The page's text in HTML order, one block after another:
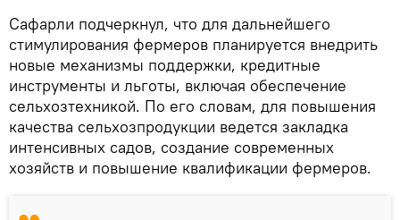
Сафарли подчеркнул, что для дальнейшего
стимулирования фермеров планируется внедрить
новые механизмы поддержки, кредитные
инструменты и льготы, включая обеспечение
сельхозтехникой. По его словам, для повышения
качества сельхозпродукции ведется закладка
интенсивных садов, создание современных
хозяйств и повышение квалификации фермеров.